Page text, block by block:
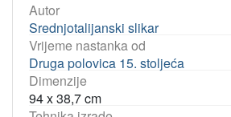
Autor
Srednjotalijanski slikar
Vrijeme nastanka od
Druga polovica 15. stoljeća
Dimenzije
94 x 38,7 cm